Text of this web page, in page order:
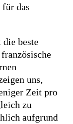
das
beste
uns,
Zeit pro
zu
aufgrund